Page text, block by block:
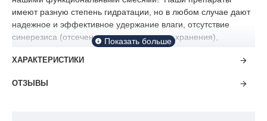
имеют разную степень гидратации, но в любом случае дают
надежное и эффективное удержание влаги, отсутствие
синерезиса (отсечение влаги в процессе хранения),
начинают связывать влагу"на холодную", что предоставляет
некоторые удобства в работе с сырьем.
В нашем ассортименте есть комплексные стабилизационные
ХАРАКТЕРИСТИКИ
ОТЗЫВЫ